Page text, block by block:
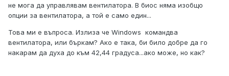
не мога да управлявам вентилатора. В биос няма изобщо
опции за вентилатора, а той е само един...
Това ми е въпроса. Излиза че Windows командва
вентилатора, или бъркам? Ако е така, би било добре да го
накарам да духа до към 42,44 градуса...ако може, но как?